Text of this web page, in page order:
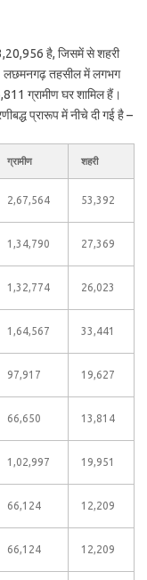
है, जिसमें से शहरी
लछमनगढ़ तहसील में लगभग
ग्रामीण घर शामिल हैं।
प्रारूप में नीचे दी गई है –
ग्रामीण शहरी
2,67,564 53,392
1,34,790 27,369
1,32,774 26,023
1,64,567 33,441
97,917 19,627
66,650 13,814
1,02,997 19,951
66,124 12,209
66,124 12,209